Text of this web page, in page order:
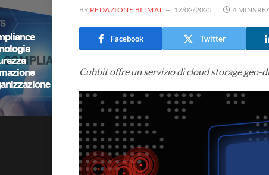
BY REDAZIONE BITMAT 17/02/2025 4 MINS
Facebook Twitter
Cubbit offre un servizio di cloud storage